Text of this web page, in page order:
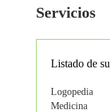
Servicios
Listado de
Logopedia
Medicina